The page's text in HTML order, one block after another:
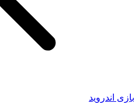
بازی اندروید